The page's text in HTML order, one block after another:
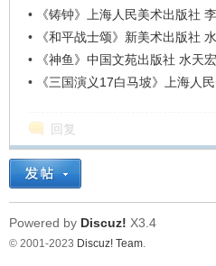
•
《铸钟》上海人民美术出版社
•
《和平战士颂》新美术出版社
•
《神鱼》中国文苑出版社 水天
•
《三国演义17白马坡》上海人
回复
Powered by Discuz! X3.4
© 2001-2023 Discuz! Team.